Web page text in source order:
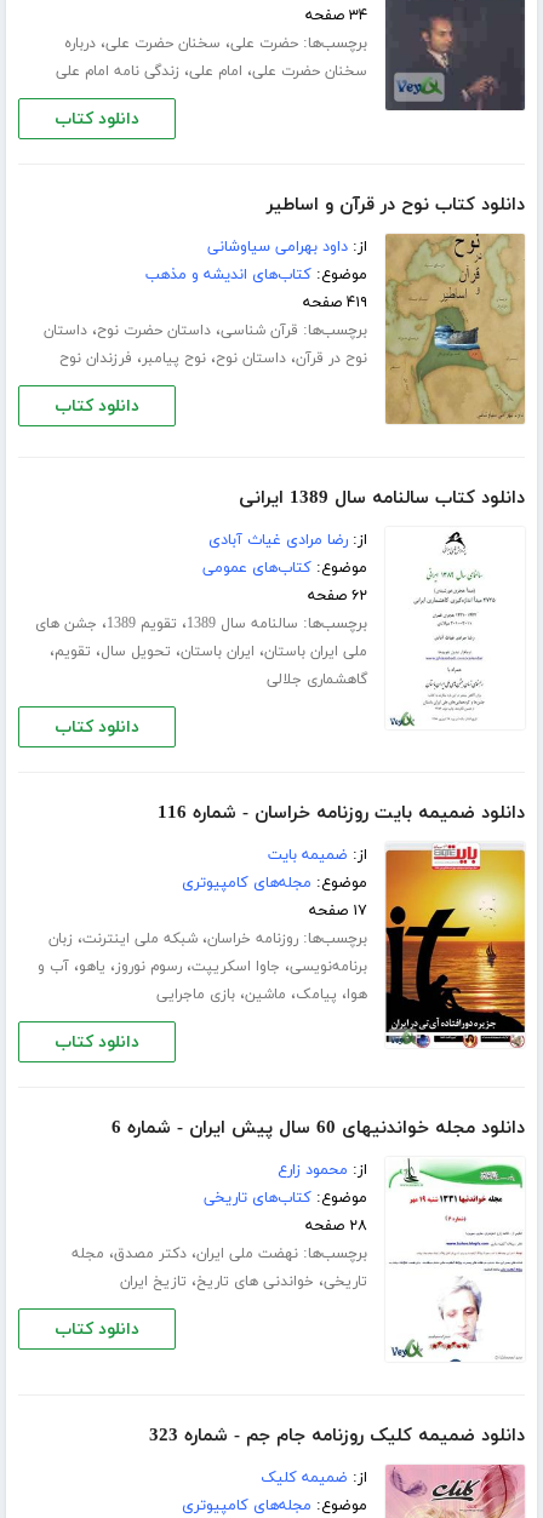
۳۴ صفحه
برچسب‌ها:حضرت علی، سخنان حضرت علی،درباره
سخنان حضرت علی، امام علی، زندگی نامه امام علی
دانلود کتاب
دانلود کتاب نوح در قرآن و اساطیر
از:داود بهرامی سیاوشانی
موضوع:کتاب‌های اندیشه و مذهب
۴۱۹ صفحه
برچسب‌ها: قرآن شناسی،داستان حضرت نوح،داستان
نوح در قرآن،داستان نوح،نوح پیامبر، فرزندان نوح
دانلود کتاب
دانلود کتاب سالنامه سال 1389 ایرانی
از:رضا مرادی غیاث آبادی
موضوع:کتاب‌های عمومی
۶۲ صفحه
برچسب‌ها: سالنامه سال 1389 ، تقویم 1389 ، جشن های
ملی ایران باستان، ایران باستان، تحویل سال، تقویم،
گاهشماری جلالی
دانلود کتاب
دانلود ضمیمه بایت روزنامه خراسان - شماره 116
از: ضمیمه بایت
موضوع: مجله‌های کامپیوتری
۱۷ صفحه
برچسب‌ها:روزنامه خراسان،شبکه ملی اینترنت، زبان
برنامه‌نویسی، جاوا اسکریپت،رسوم نوروز، یاهو،آب و
هوا، پیامک، ماشین،بازی ماجرایی
دانلود کتاب
دانلود مجله خواندنیهای 60 سال پیش ایران - شماره 6
از: محمود زارع
موضوع:کتاب‌های تاریخی
۲۸ صفحه
برچسب‌ها:نهضت ملی ایران،دکتر مصدق، مجله
تاریخی، خواندنی های تاریخ، تازیخ ایران
دانلود کتاب
دانلود ضمیمه کلیک روزنامه جام جم - شماره 323
از: ضمیمه کلیک
موضوع: مجله‌های کامپیوتری